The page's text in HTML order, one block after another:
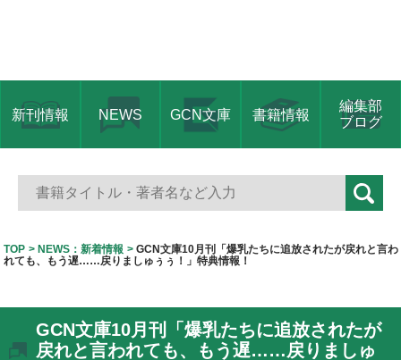
新刊情報 NEWS GCN文庫 書籍情報
編集部
ブログ
TOP NEWS：新着情報
GCN文庫10月刊「爆乳たちに追放されたが戻れと言わ
れても、もう遅……戻りましゅぅぅ！」特典情報！
GCN文庫10月刊「爆乳たちに追放されたが
戻れと言われても、もう遅……戻りましゅ